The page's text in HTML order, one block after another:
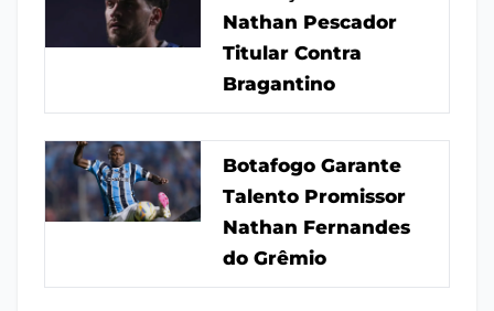
Nathan Pescador
Titular Contra
Bragantino
Botafogo Garante
Talento Promissor
Nathan Fernandes
do Grêmio